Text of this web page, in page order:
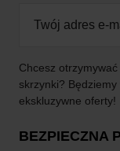
Chcesz
skrzynki?
ekskluzywne oferty!
BEZPIECZNA